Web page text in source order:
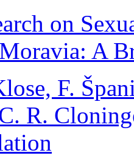
on
A
F.
R.